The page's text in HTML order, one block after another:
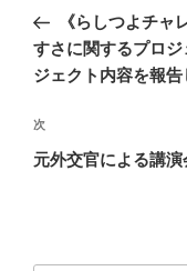
ナ
ビ
ー
シ
の
投
稿
《らしつよチャ
すさに関するプロ
ジェクト内容を報告
次
の
次
元外交官による講演